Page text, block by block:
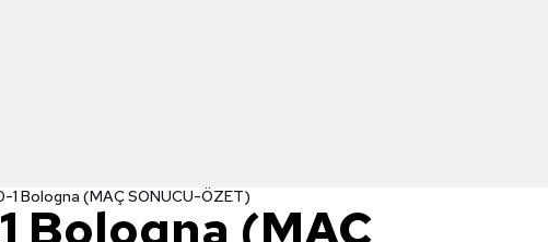
1 Bologna (MAÇ SONUCU-ÖZET)
Bologna (MAÇ